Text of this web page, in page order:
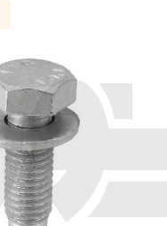
رینگ
فرمان،